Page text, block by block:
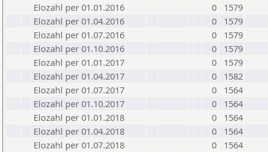
Elozahl per 01.01.2016
0
1579
Elozahl per 01.04.2016
0
1579
Elozahl per 01.07.2016
0
1579
Elozahl per 01.10.2016
0
1579
Elozahl per 01.01.2017
0
1579
Elozahl per 01.04.2017
0
1582
Elozahl per 01.07.2017
0
1564
Elozahl per 01.10.2017
0
1564
Elozahl per 01.01.2018
0
1564
Elozahl per 01.04.2018
0
1564
Elozahl per 01.07.2018
0
1564